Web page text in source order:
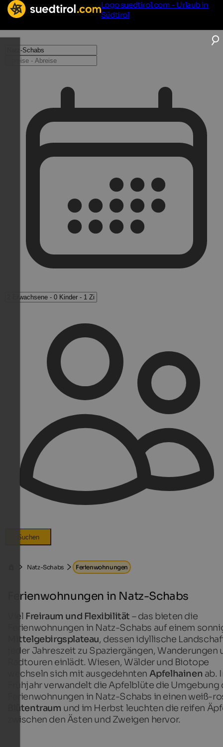
Logo suedtirol.com - Urlaub in
Südtirol
Suchen
Natz-Schabs Ferienwohnungen
Ferienwohnungen in Natz-Schabs
Viel Freiraum und Flexibilität – das bieten die
Ferienwohnungen in Natz-Schabs auf einem
Mittelgebirgsplateau, dessen idyllische
jeder Jahreszeit zu Spaziergängen, Wanderungen
Radtouren einlädt. Wiesen, Wälder und Biotope
wechseln sich mit ausgedehnten Apfelhainen ab.
Frühjahr verwandelt die Apfelblüte die Umgebung
Ferienwohnungen in Natz-Schabs in einen weiß-
Blütentraum und im Herbst leuchten die reifen
zwischen den Ästen und Zweigen hervor.